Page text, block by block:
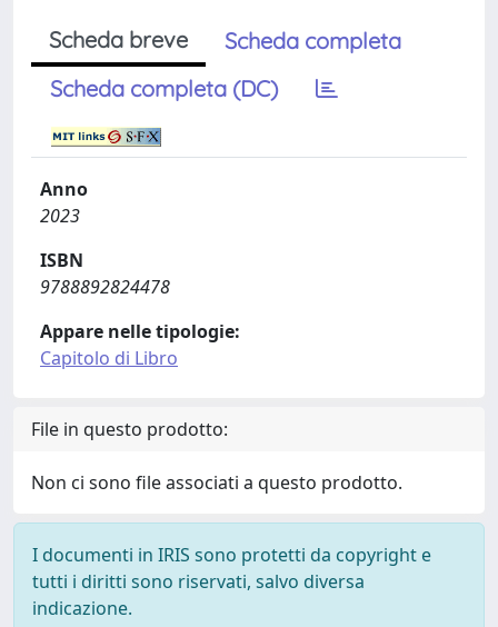
Scheda breve
Scheda completa
Scheda completa (DC)
Anno
2023
ISBN
9788892824478
Appare nelle tipologie:
Capitolo di Libro
File in questo prodotto:
Non ci sono file associati a questo prodotto.
I documenti in IRIS sono protetti da copyright e
tutti i diritti sono riservati, salvo diversa
indicazione.